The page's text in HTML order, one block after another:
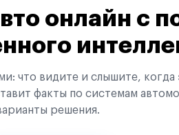
онлайн с
что видите и слышите, когда
факты по системам
решения.